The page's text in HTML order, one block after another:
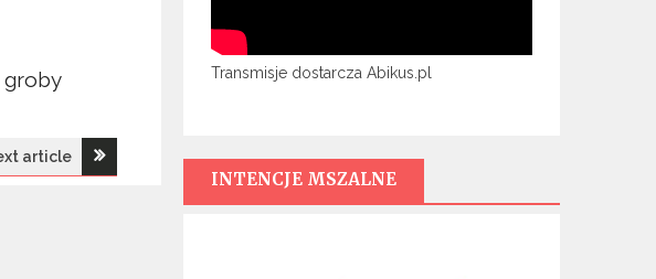
groby
article
Transmisje dostarcza Abikus.pl
INTENCJE MSZALNE